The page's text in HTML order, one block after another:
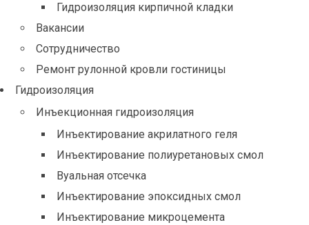
Гидроизоляция кирпичной кладки
Вакансии
Сотрудничество
Ремонт рулонной кровли гостиницы
Гидроизоляция
Инъекционная гидроизоляция
Инъектирование акрилатного геля
Инъектирование полиуретановых смол
Вуальная отсечка
Инъектирование эпоксидных смол
Инъектирование микроцемента